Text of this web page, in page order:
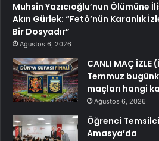
Muhsin Yazıcıoğlu’nun Ölümüne
Akın Gürlek: “Fetö’nün Karanlık
Bir Dosyadır”
Ağustos 6, 2026
CANLI MAÇ İZLE
Temmuz
maçları hangi
Ağustos 6, 2026
Öğrenci
Amasya’da